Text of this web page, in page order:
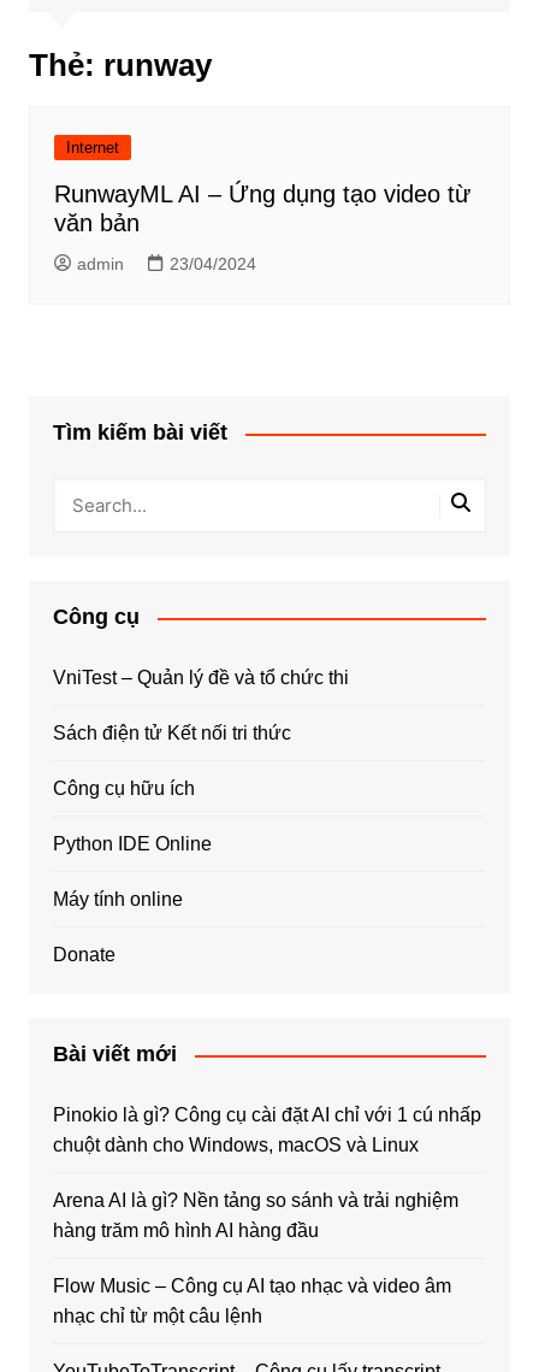
Thẻ: runway
Internet
RunwayML AI – Ứng dụng tạo video từ
văn bản
admin 23/04/2024
Tìm kiếm bài viết
Công cụ
VniTest – Quản lý đề và tổ chức thi
Sách điện tử Kết nối tri thức
Công cụ hữu ích
Python IDE Online
Máy tính online
Donate
Bài viết mới
Pinokio là gì? Công cụ cài đặt AI chỉ với 1 cú nhấp
chuột dành cho Windows, macOS và Linux
Arena AI là gì? Nền tảng so sánh và trải nghiệm
hàng trăm mô hình AI hàng đầu
Flow Music – Công cụ AI tạo nhạc và video âm
nhạc chỉ từ một câu lệnh